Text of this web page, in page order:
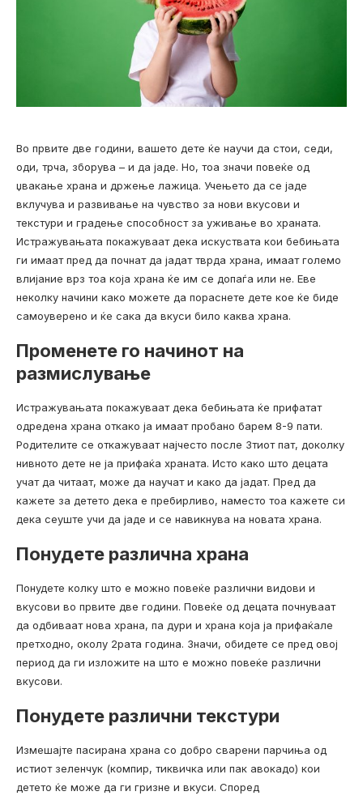
Во првите две години, вашето дете ќе научи да стои, седи,
оди, трча, зборува – и да јаде. Но, тоа значи повеќе од
џвакање храна и држење лажица. Учењето да се јаде
вклучува и развивање на чувство за нови вкусови и
текстури и градење способност за уживање во храната.
Истражувањата покажуваат дека искуствата кои бебињата
ги имаат пред да почнат да јадат тврда храна, имаат големо
влијание врз тоа која храна ќе им се допаѓа или не. Еве
неколку начини како можете да пораснете дете кое ќе биде
самоуверено и ќе сака да вкуси било каква храна.
Променете го начинот на
размислување
Истражувањата покажуваат дека бебињата ќе прифатат
одредена храна откако ја имаат пробано барем 8-9 пати.
Родителите се откажуваат најчесто после 3тиот пат, доколку
нивното дете не ја прифаќа храната. Исто како што децата
учат да читаат, може да научат и како да јадат. Пред да
кажете за детето дека е пребирливо, наместо тоа кажете си
дека сеуште учи да јаде и се навикнува на новата храна.
Понудете различна храна
Понудете колку што е можно повеќе различни видови и
вкусови во првите две години. Повеќе од децата почнуваат
да одбиваат нова храна, па дури и храна која ја прифаќале
претходно, околу 2рата година. Значи, обидете се пред овој
период да ги изложите на што е можно повеќе различни
вкусови.
Понудете различни текстури
Измешајте пасирана храна со добро сварени парчиња од
истиот зеленчук (компир, тиквичка или пак авокадо) кои
детето ќе може да ги гризне и вкуси. Според